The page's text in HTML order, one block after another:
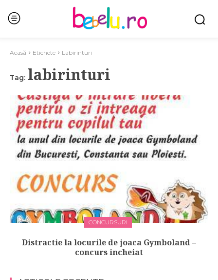
Acasă Etichete Labirinturi
Tag: labirinturi
CONCURSURI
Distractie la locurile de joaca Gymboland –
concurs incheiat